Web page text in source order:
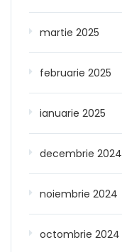
martie 2025
februarie 2025
ianuarie 2025
decembrie 2024
noiembrie 2024
octombrie 2024